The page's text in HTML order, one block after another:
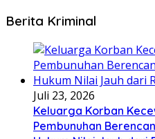
Berita Kriminal
Juli 23, 2026
Keluarga Korban
Pembunuhan